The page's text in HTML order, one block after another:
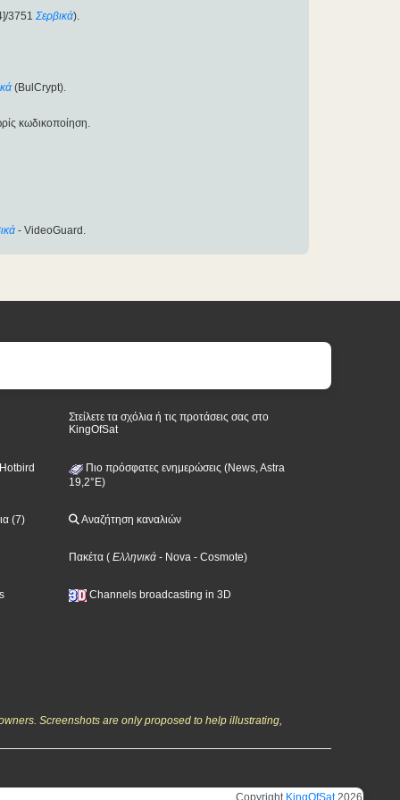
3751 Σερβικά).
(BulCrypt).
κωδικοποίηση.
- VideoGuard.
Στείλετε τα σχόλια ή τις προτάσεις σας στο
KingOfSat
Πιο πρόσφατες ενημερώσεις (News, Astra
19,2°E)
(7) Αναζήτηση καναλιών
Πακέτα ( Ελληνικά - Nova - Cosmote)
Channels broadcasting in 3D
Screenshots are only proposed to help illustrating,
Copyright KingOfSat2026